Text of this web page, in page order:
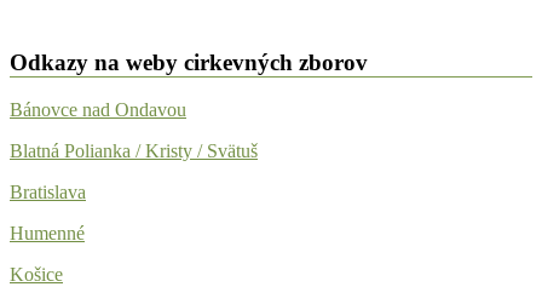
Odkazy na weby cirkevných zborov
Bánovce nad Ondavou
Blatná Polianka / Kristy / Svätuš
Bratislava
Humenné
Košice